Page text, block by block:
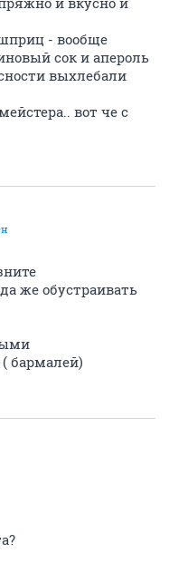
- вообще
сок и апероль
выхлебали
вот че с
же обустраивать
бармалей)